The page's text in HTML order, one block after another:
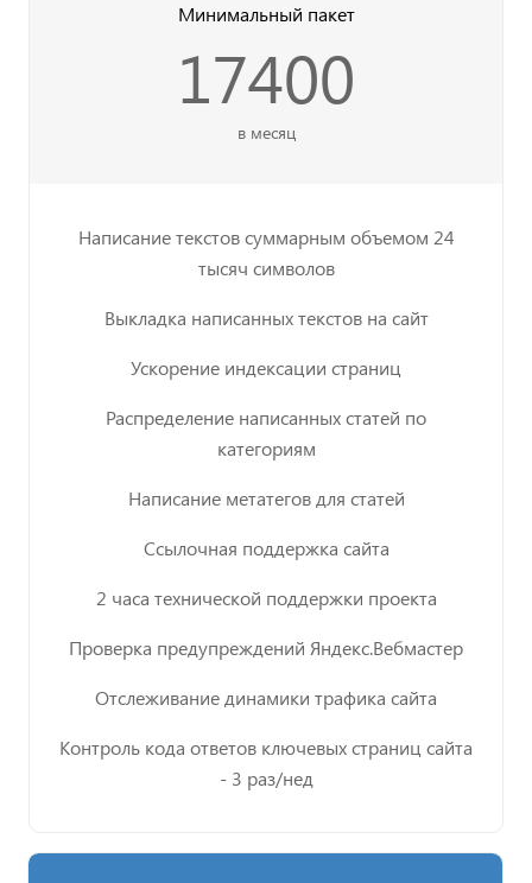
Минимальный пакет
17400
в месяц
Написание текстов суммарным объемом 24
тысяч символов
Выкладка написанных текстов на сайт
Ускорение индексации страниц
Распределение написанных статей по
категориям
Написание метатегов для статей
Ссылочная поддержка сайта
2 часа технической поддержки проекта
Проверка предупреждений Яндекс.Вебмастер
Отслеживание динамики трафика сайта
Контроль кода ответов ключевых страниц сайта
- 3 раз/нед